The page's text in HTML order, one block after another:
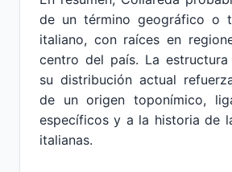
de un término geográfico o
italiano, con raíces en
centro del país. La
su distribución actual
de un origen toponímico,
específicos y a la historia de
italianas.